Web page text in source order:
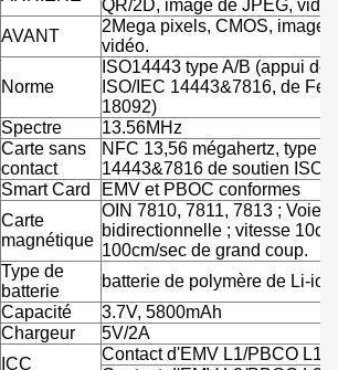
QR/2D, image de JPEG,
AVANT
2Mega pixels, CMOS, image
vidéo.
Norme
ISO14443 type A/B (appui de
ISO/IEC 14443&7816, de
18092)
Spectre
13.56MHz
Carte sans
contact
NFC 13,56 mégahertz, type
14443&7816 de soutien ISO/
Smart Card EMV et PBOC conformes
Carte
magnétique
OIN 7810, 7811, 7813 ; Voie
bidirectionnelle ; vitesse
100cm/sec de grand coup.
Type de
batterie
batterie de polymère de Li-ion
Capacité
3.7V, 5800mAh
Chargeur
5V/2A
ICC
Contact d'EMV L1/PBCO L1